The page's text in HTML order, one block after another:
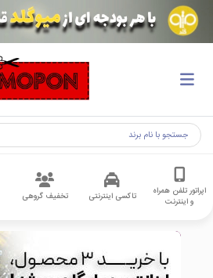
اپراتور تلفن همراه
و اینترنت
تاکسی اینترنتی تخفیف گروهی